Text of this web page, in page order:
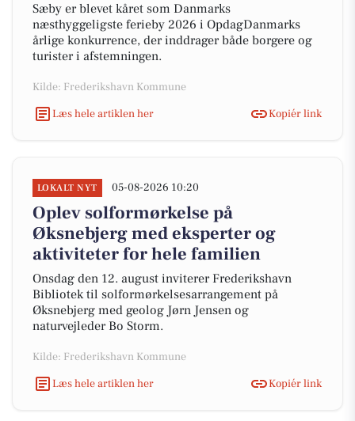
Sæby er blevet kåret som Danmarks
næsthyggeligste ferieby 2026 i OpdagDanmarks
årlige konkurrence, der inddrager både borgere og
turister i afstemningen.
Kilde: Frederikshavn Kommune
Læs hele artiklen her
Kopiér link
LOKALT NYT 05-08-2026 10:20
Oplev solformørkelse på
Øksnebjerg med eksperter og
aktiviteter for hele familien
Onsdag den 12. august inviterer Frederikshavn
Bibliotek til solformørkelsesarrangement på
Øksnebjerg med geolog Jørn Jensen og
naturvejleder Bo Storm.
Kilde: Frederikshavn Kommune
Læs hele artiklen her
Kopiér link